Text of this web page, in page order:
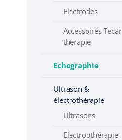
Tabourets
Electrodes
Accessoires Tecar
thérapie
Echographie
Ultrason &
électrothérapie
Ultrasons
Electropthérapie